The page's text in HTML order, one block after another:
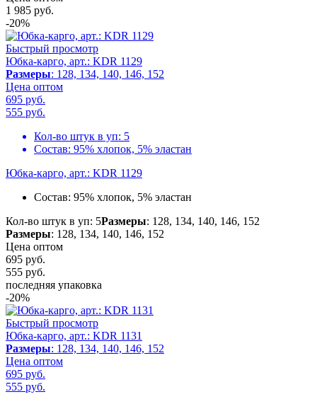
1 985 руб.
-20%
Быстрый просмотр
Юбка-карго, арт.: KDR 1129
Размеры: 128, 134, 140, 146, 152
Цена оптом
695 руб.
555 руб.
Кол-во штук в уп: 5
Состав: 95% хлопок, 5% эластан
Юбка-карго, арт.: KDR 1129
Состав: 95% хлопок, 5% эластан
Кол-во штук в уп: 5Размеры: 128, 134, 140, 146, 152
Размеры: 128, 134, 140, 146, 152
Цена оптом
695 руб.
555 руб.
последняя упаковка
-20%
Быстрый просмотр
Юбка-карго, арт.: KDR 1131
Размеры: 128, 134, 140, 146, 152
Цена оптом
695 руб.
555 руб.